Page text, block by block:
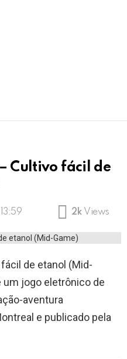
Cultivo fácil de
2k Views
de etanol (Mid-
um jogo eletrônico de
aventura
e publicado pela